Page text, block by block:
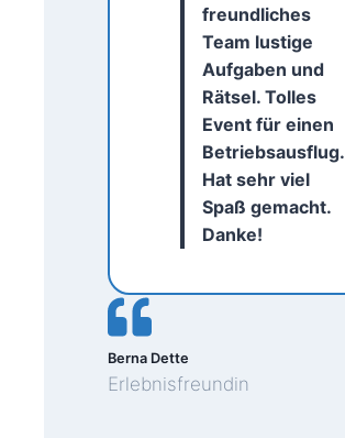
freundliches
Team lustige
Aufgaben und
Rätsel. Tolles
Event für einen
Betriebsausflug.
Hat sehr viel
Spaß gemacht.
Danke!
Berna Dette
Erlebnisfreundin